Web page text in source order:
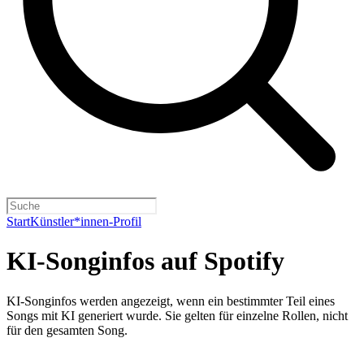
StartKünstler*innen-Profil
KI-Songinfos auf Spotify
KI-Songinfos werden angezeigt, wenn ein bestimmter Teil eines
Songs mit KI generiert wurde. Sie gelten für einzelne Rollen, nicht
für den gesamten Song.